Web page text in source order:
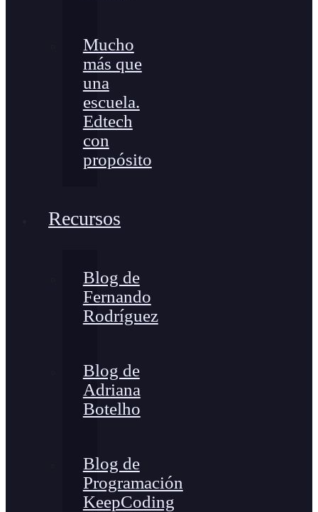
Mucho
más que
una
escuela.
Edtech
con
propósito
Recursos
Blog de
Fernando
Rodríguez
Blog de
Adriana
Botelho
Blog de
Programación
KeepCoding